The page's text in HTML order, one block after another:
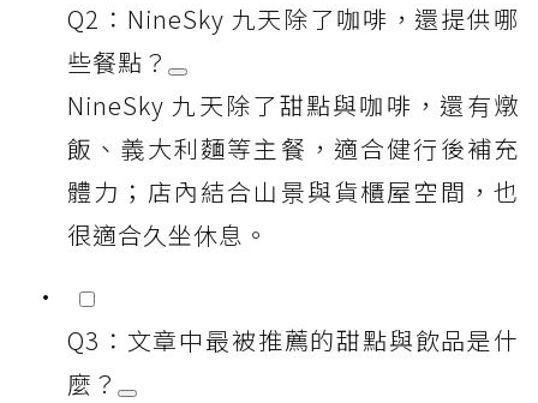
Q2：NineSky 九天除了咖啡，還提供哪
些餐點？
NineSky 九天除了甜點與咖啡，還有燉
飯、義大利麵等主餐，適合健行後補充
體力；店內結合山景與貨櫃屋空間，也
很適合久坐休息。
Q3：文章中最被推薦的甜點與飲品是什
麼？